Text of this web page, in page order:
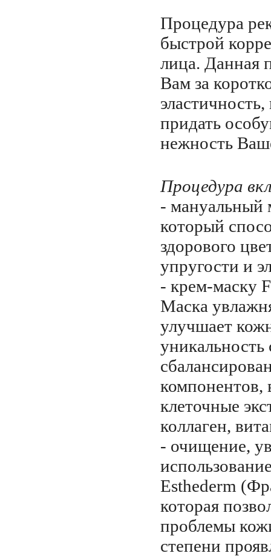
Процедура
быстрой
лица. Данная
Вам за
придать
нежность
Процедура
- мануальный
который
здорового
упругости и
- крем-маску
Маска
улучшает
уникальность
компонентов,
клеточные
коллаген,
- очищение,
Esthederm
которая
проблемы
степени